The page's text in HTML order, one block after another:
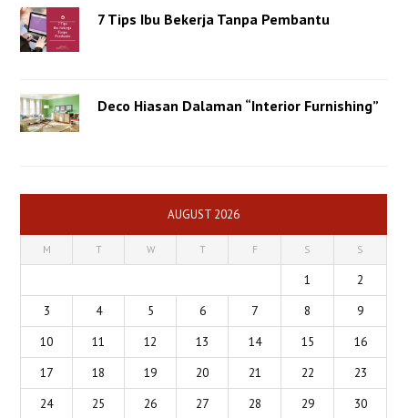
7 Tips Ibu Bekerja Tanpa Pembantu
Deco Hiasan Dalaman “Interior Furnishing”
AUGUST 2026
M T W T F S S
1
2
3
4 5 6 7 8
9
10
11 12 13 14 15
16
17
18 19 20 21 22
23
24
25 26 27 28 29 30